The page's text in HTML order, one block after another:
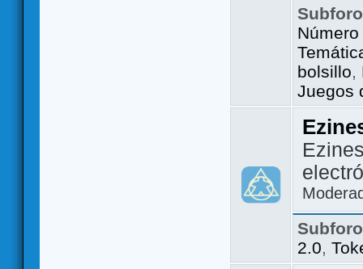
bolsillo,
Juegos
2.0,